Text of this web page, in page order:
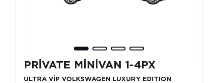
PRİVATE MİNİVAN 1-4PX
ULTRA VİP VOLKSWAGEN LUXURY EDITION